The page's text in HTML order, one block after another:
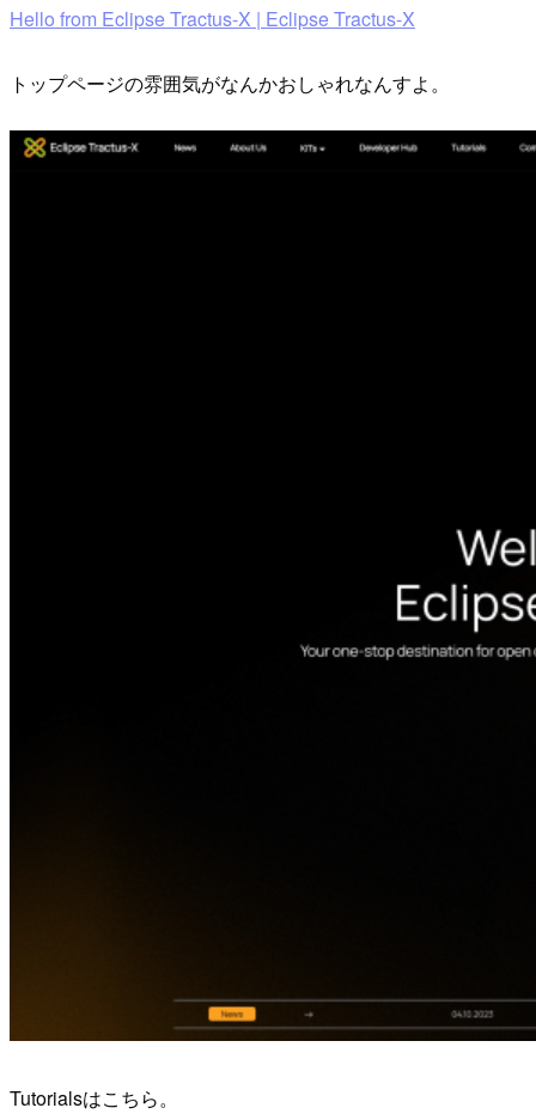
Hello from Eclipse Tractus-X | Eclipse Tractus-X
トップページの雰囲気がなんかおしゃれなんすよ。
Tutorialsはこちら。